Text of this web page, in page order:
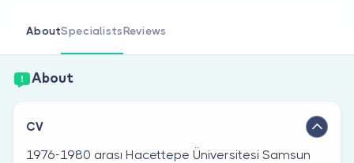
AboutSpecialistsReviews
About
CV
1976-1980 arası Hacettepe Üniversitesi Samsun